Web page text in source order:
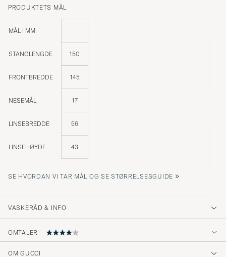
PRODUKTETS MÅL
MÅL I MM
STANGLENGDE 150
FRONTBREDDE 145
NESEMÅL 17
LINSEBREDDE 56
LINSEHØYDE 43
SE HVORDAN VI TAR MÅL OG SE STØRRELSESGUIDE »
VASKERÅD & INFO
OMTALER
OM GUCCI